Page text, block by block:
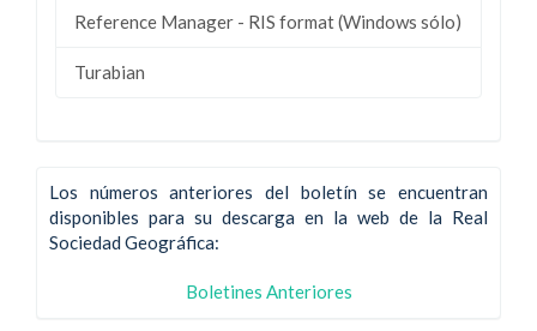
Reference Manager - RIS format (Windows sólo)
Turabian
Los números anteriores del boletín se encuentran
disponibles para su descarga en la web de la Real
Sociedad Geográfica:
Boletines Anteriores